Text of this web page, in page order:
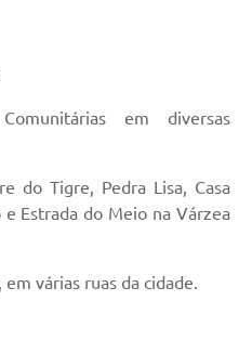
em diversas
do Tigre, Pedra Lisa, Casa
Estrada do Meio na Várzea
várias ruas da cidade.